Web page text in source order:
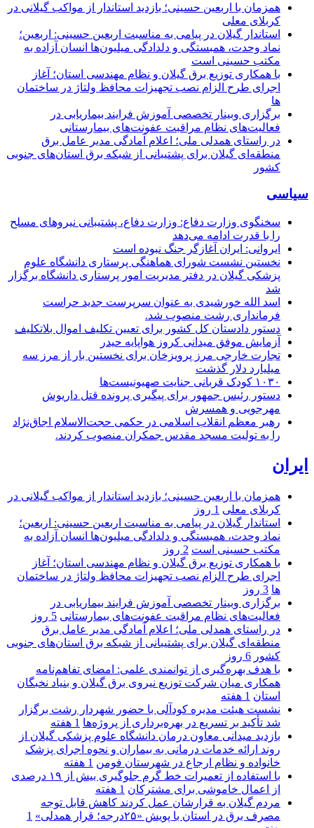
همزمان با اربعین حسینی؛ بازدید استاندار از مواکب گیلانی در
کربلای معلی
استاندار گیلان در پیامی به مناسبت اربعین حسینی: اربعین؛
نماد وحدت، همبستگی و دلدادگی میلیون‌ها انسان آزاده به
مکتب حسینی است
با همکاری توزیع برق گیلان و نظام مهندسی استان؛ آغاز
اجرای طرح الزام نصب تجهیزات محافظ ولتاژ در ساختمان
ها
برگزاری وبینار تخصصی آموزش فرایند بیماریابی در
فعالیت‌های نظام مراقبت عفونت‌های بیمارستانی
در راستای همدلی ملی؛ اعلام آمادگی مدیر عامل برق
منطقه‌ای گیلان برای پشتیبانی از شبكه برق استان‌های جنوبی
كشور
سیاسی
سخنگوی وزارت دفاع: وزارت دفاع، پشتیبانی نیرو‌های مسلح
را با قدرت ادامه می‌دهد
ایروانی: ایران آغازگر جنگ نبوده است
نخستین نشست شورای هماهنگی پرستاری دانشگاه علوم
پزشکی گیلان در دفتر مدیریت امور پرستاری دانشگاه برگزار
شد
اسد الله خورشیدی به عنوان سرپرست جدید حراست
فرمانداری رشت منصوب شد.
دستور دادستان کل کشور برای تعیین تکلیف اموال بلاتکلیف
آزمایش موفق میدانی کروز هواپایه حیدر
تجارت خارجی مرز پرویزخان برای نخستین بار از مرز سه
میلیارد دلار گذشت
۱۰۳۰ کودک قربانی جنایت صهیونیست‌ها
دستور رئیس جمهور برای پیگیری پرونده قتل داریوش
مهرجویی و همسرش
رهبر معظم انقلاب اسلامی در حکمی حجت‌الاسلام اجاق‌نژاد
را به تولیت مسجد مقدس جمکران منصوب کردند.
ایران
همزمان با اربعین حسینی؛ بازدید استاندار از مواکب گیلانی در
کربلای معلی 1 روز
استاندار گیلان در پیامی به مناسبت اربعین حسینی: اربعین؛
نماد وحدت، همبستگی و دلدادگی میلیون‌ها انسان آزاده به
مکتب حسینی است 2 روز
با همکاری توزیع برق گیلان و نظام مهندسی استان؛ آغاز
اجرای طرح الزام نصب تجهیزات محافظ ولتاژ در ساختمان
ها 3 روز
برگزاری وبینار تخصصی آموزش فرایند بیماریابی در
فعالیت‌های نظام مراقبت عفونت‌های بیمارستانی 5 روز
در راستای همدلی ملی؛ اعلام آمادگی مدیر عامل برق
منطقه‌ای گیلان برای پشتیبانی از شبكه برق استان‌های جنوبی
كشور 6 روز
با هدف بهره‌گیری از توانمندی علمی: امضای تفاهم‌نامه
همكاری میان شركت توزیع نیروی برق گیلان و بنیاد نخبگان
استان 1 هفته
نشست هیئت مدیره کودآلی با حضور شهردار رشت برگزار
شد تأکید بر تسریع در بهره‌برداری از پروژه‌ها 1 هفته
بازدید میدانی معاون درمان دانشگاه علوم پزشکی گیلان از
روند ارائه خدمات درمانی به بیماران و نحوه اجرای پزشک
خانواده و نظام ارجاع در شهرستان فومن 1 هفته
با استفاده از تعمیرات خط گرم جلوگیری بیش از ۱۹ درصدی
از اعمال خاموشی برای مشتركان 1 هفته
مردم گیلان به قرارشان عمل کردند كاهش قابل توجه
مصرف برق در استان با پویش «۲۵درجه؛ قرار همدلی»
1